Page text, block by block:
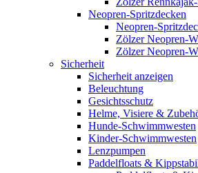
Neopren-Spritzdecken
Neopren-
Zölzer Neopren-
Zölzer Neopren-
Sicherheit
Sicherheit anzeigen
Beleuchtung
Gesichtsschutz
Helme, Visiere &
Hunde-Schwimmwesten
Kinder-Schwimmwesten
Lenzpumpen
Paddelfloats &